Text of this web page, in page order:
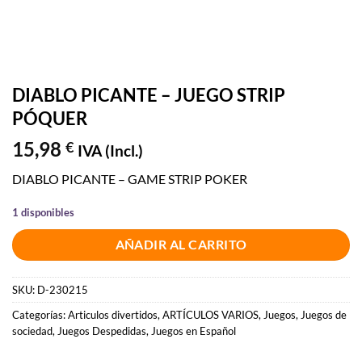
DIABLO PICANTE – JUEGO STRIP
PÓQUER
15,98 € IVA (Incl.)
DIABLO PICANTE – GAME STRIP POKER
1 disponibles
AÑADIR AL CARRITO
SKU: D-230215
Categorías:Articulos divertidos,ARTÍCULOS VARIOS,Juegos,Juegos de
sociedad,Juegos Despedidas,Juegos en Español